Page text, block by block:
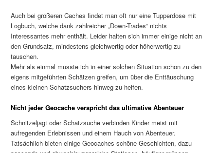
Auch bei größeren Caches findet man oft nur eine Tupperdose mit
Logbuch, welche dank zahlreicher „Down-Trades“ nichts
Interessantes mehr enthält. Leider halten sich immer einige nicht an
den Grundsatz, mindestens gleichwertig oder höherwertig zu
tauschen.
Mehr als einmal musste ich in einer solchen Situation schon zu den
eigens mitgeführten Schätzen greifen, um über die Enttäuschung
eines kleinen Schatzsuchers hinweg zu helfen.
Nicht jeder Geocache verspricht das ultimative Abenteuer
Schnitzeljagt oder Schatzsuche verbinden Kinder meist mit
aufregenden Erlebnissen und einem Hauch von Abenteuer.
Tatsächlich bieten einige Geocaches schöne Geschichten, dazu